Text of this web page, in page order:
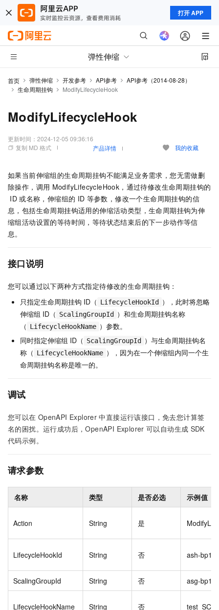
打开 APP
弹性伸缩
首页 弹性伸缩 开发参考 API参考
API参考（2014-08-28）
生命周期挂钩
ModifyLifecycleHook
ModifyLifecycleHook
更新时间： 2024-12-05 09:36:16
复制 MD 格式
产品详情 我的收藏
如果当前伸缩组的生命周期挂钩不能满足业务需求，您无需做删
除操作，调用 ModifyLifecycleHook，通过待修改生命周期挂钩的
ID 或名称，伸缩组的 ID 等参数，修改一个生命周期挂钩的信
息，包括生命周期挂钩适用的伸缩活动类型，生命周期挂钩为伸
缩组活动设置的等待时间，等待状态结束后的下一步动作等信
息。
接口说明
您可以通过以下两种方式指定待修改的生命周期挂钩：
只指定生命周期挂钩 ID（ LifecycleHookId
），此时将忽略
伸缩组 ID（ ScalingGroupId
）和生命周期挂钩名称
（ LifecycleHookName ）参数。
同时指定伸缩组 ID（ ScalingGroupId
）与生命周期挂钩名
称（ LifecycleHookName ），因为在一个伸缩组内同一个生
命周期挂钩名称是唯一的。
调试
您可以在 OpenAPI Explorer 中直接运行该接口，免去您计算签
名的困扰。运行成功后，OpenAPI Explorer 可以自动生成 SDK
代码示例。
请求参数
名称 类型 是否必选 示例值
Action String 是
LifecycleHookId String 否 ash-
ScalingGroupId String 否 asg-
LifecycleHookName String 否